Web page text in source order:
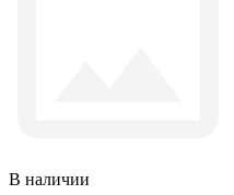
В наличии